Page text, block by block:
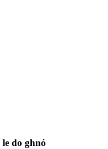
do ghnó